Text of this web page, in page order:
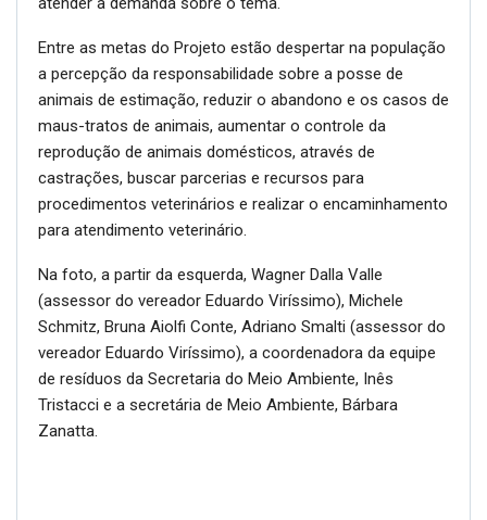
Entre as metas do Projeto estão despertar na população
a percepção da responsabilidade sobre a posse de
animais de estimação, reduzir o abandono e os casos de
maus-tratos de animais, aumentar o controle da
reprodução de animais domésticos, através de
castrações, buscar parcerias e recursos para
procedimentos veterinários e realizar o encaminhamento
para atendimento veterinário.
Na foto, a partir da esquerda, Wagner Dalla Valle
(assessor do vereador Eduardo Viríssimo), Michele
Schmitz, Bruna Aiolfi Conte, Adriano Smalti (assessor do
vereador Eduardo Viríssimo), a coordenadora da equipe
de resíduos da Secretaria do Meio Ambiente, Inês
Tristacci e a secretária de Meio Ambiente, Bárbara
Zanatta.